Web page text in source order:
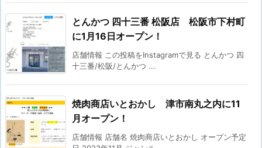
とんかつ 四十三番 松阪店 松阪市下村町
に1月16日オープン！
店舗情報 この投稿をInstagramで見る とんかつ 四
十三番/松阪/とんかつ ...
焼肉商店いとおかし 津市南丸之内に11
月オープン！
店舗情報 店舗名 焼肉商店いとおかし オープン予定